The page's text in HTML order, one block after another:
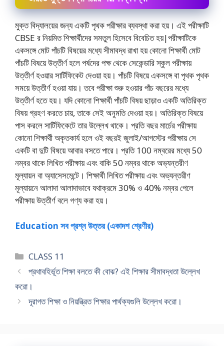
মুক্ত বিদ্যালয়ের জন্য একটি পৃথক পরীক্ষার ব্যবস্থা করা হয়। এই পরীক্ষাটি
CBSE র নিয়মিত শিক্ষার্থীদের সমতুল হিসেবে বিবেচিত হয়|পরীক্ষাটিকে
একসঙ্গে মােট পাঁচটি বিষয়ের মধ্যে সীমাবদ্ধ রাখা হয় কোনাে শিক্ষার্থী মােট
পাঁচটি বিষয়ে উত্তীর্ণ হলে পর্ষদের পক্ষ থেকে সেকেন্ডারি স্কুল পরীক্ষায়
উত্তীর্ণ হওয়ার সার্টিফিকেট দেওয়া হয়। পাঁচটি বিষয়ে একসঙ্গে বা পৃথক পৃথক
সময়ে উত্তীর্ণ হওয়া যায়। তবে পরীক্ষা শুরু হওয়ার পাঁচ বছরের মধ্যে
উত্তীর্ণ হতে হয়। যদি কোনাে শিক্ষার্থী পাঁচটি বিষয় ছাড়াও একটি অতিরিক্ত
বিষয় গ্রহণ করতে চায়, তাকে সেই অনুমতি দেওয়া হয়। অতিরিক্ত বিষয়ে
পাস করলে সার্টিফিকেটে তার উল্লেখ থাকে। প্রতি বছর মার্চের পরীক্ষায়
কোনাে শিক্ষার্থী অকৃতকার্য হলে ওই বছরই জুলাই/আগস্টের পরীক্ষায় সে
একটি বা দুটি বিষয়ে আবার বসতে পারে। প্রতি 100 নম্বরের মধ্যে 50
নম্বর থাকে লিখিত পরীক্ষায় এবং বাকি 50 নম্বর থাকে অভ্যন্তরীণ
মূল্যায়ন বা অ্যাসেসমেন্টে। শিক্ষার্থী লিখিত পরীক্ষায় এবং অভ্যন্তরীণ
মূল্যায়নে আলাদা আলাদাভাবে যথাক্রমে 30% ও 40% নম্বর পেলে
পরীক্ষায় উত্তীর্ণ বলে গণ্য করা হয়।
Education সব প্রশ্ন উত্তর (একাদশ শ্রেণীর)
Categories
CLASS 11
প্রথাবহির্ভূত শিক্ষা বলতে কী বোঝ? এই শিক্ষার সীমাবদ্ধতা উল্লেখ
করাে।
দূরাগত শিক্ষা ও নিয়ন্ত্রিত শিক্ষার পার্থক্যগুলি উল্লেখ করাে।